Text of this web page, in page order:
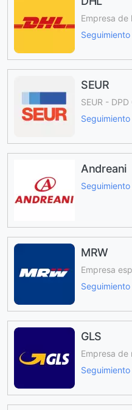
Empresa de
Seguimiento
SEUR
SEUR - DPD
Seguimiento
Andreani
MRW
Empresa
Seguimiento
GLS
Empresa de
Seguimiento